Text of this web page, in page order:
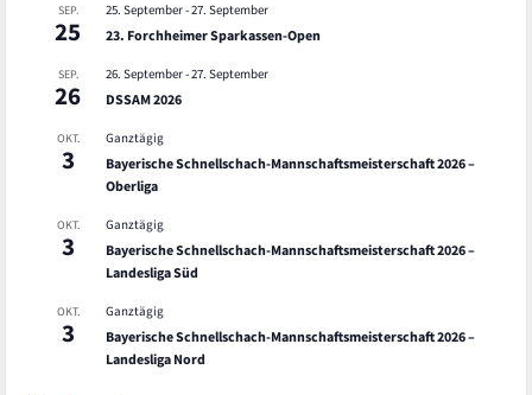
SEP.
25
25. September-27. September
23. Forchheimer Sparkassen-Open
SEP.
26
26. September-27. September
DSSAM 2026
OKT.
3
Ganztägig
Bayerische Schnellschach-Mannschaftsmeisterschaft 2026 –
Oberliga
OKT.
3
Ganztägig
Bayerische Schnellschach-Mannschaftsmeisterschaft 2026 –
Landesliga Süd
OKT.
3
Ganztägig
Bayerische Schnellschach-Mannschaftsmeisterschaft 2026 –
Landesliga Nord